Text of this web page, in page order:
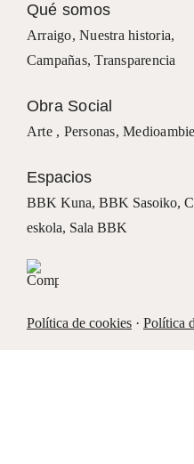
Qué somos
Arraigo,Nuestra historia,
Campañas, Transparencia
Obra Social
Arte , Personas,
Espacios
BBK Kuna, BBK Sasoiko,
eskola, Sala BBK
Política de cookies· Política